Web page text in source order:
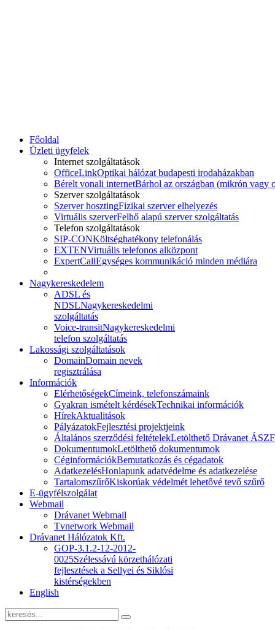
Főoldal
Üzleti ügyfelek
Internet szolgáltatások
OfficeLinkOptikai hálózat budapesti irodaházakban
Bérelt vonali internetBárhol az országban (mikrón vagy
Szerver szolgáltatások
Szerver hosztingFizikai szerver elhelyezés
Virtuális szerverFelhő alapú szerver szolgáltatás
Telefon szolgáltatások
SIP-CONKöltséghatékony telefonálás
EXTENVirtuális telefonos alközpont
ExpertCallEgységes kommunikáció minden médiára
Nagykereskedelem
ADSL és
NDSLNagykereskedelmi
szolgáltatás
Voice-transitNagykereskedelmi
telefon szolgáltatás
Lakossági szolgáltatások
DomainDomain nevek
regisztrálása
Információk
ElérhetőségekCímeink, telefonszámaink
Gyakran ismételt kérdésekTechnikai információk
HírekAktualitások
PályázatokFejlesztési projektjeink
Általános szerződési feltételekLetölthető Drávanet ÁSZF
DokumentumokLetölthető dokumentumok
CéginformációkBemutatkozás és cégadatok
AdatkezelésHonlapunk adatvédelme és adatkezelése
TartalomszűrőKiskorúak védelmét lehetővé tevő szűrő
E-ügyfélszolgálat
Webmail
Drávanet Webmail
Tvnetwork Webmail
Drávanet Hálózatok Kft.
GOP-3.1.2-12-2012-
0025Szélessávú körzethálózati
fejlesztések a Sellyei és Siklósi
kistérségekben
English